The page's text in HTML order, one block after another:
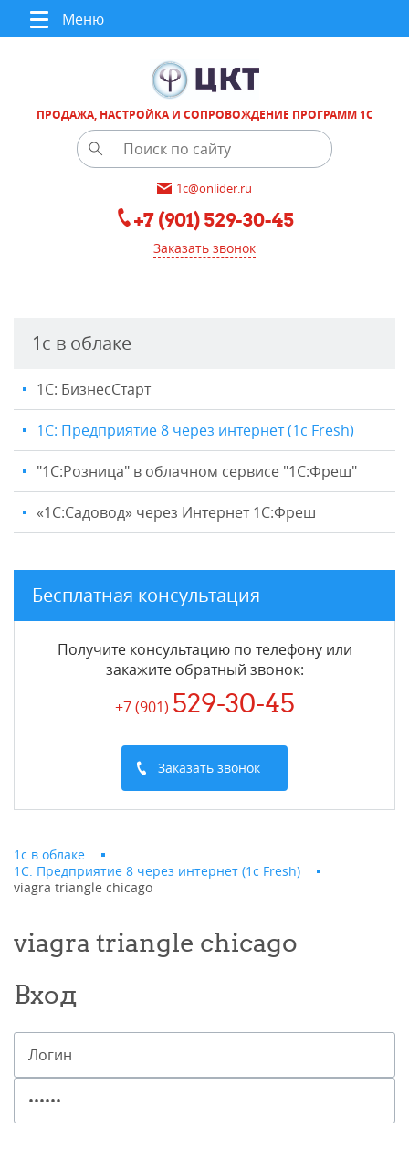
Меню
ПРОДАЖА, НАСТРОЙКА И СОПРОВОЖДЕНИЕ ПРОГРАММ 1С
1c@onlider.ru
+7 (901) 529-30-45
Заказать звонок
1с в облаке
1С: БизнесСтарт
1С: Предприятие 8 через интернет (1c Fresh)
"1C:Розница" в облачном сервисе "1С:Фреш"
«1С:Садовод» через Интернет 1С:Фреш
Бесплатная консультация
Получите консультацию по телефону или
закажите обратный звонок:
+7 (901) 529-30-45
Заказать звонок
1с в облаке
1С: Предприятие 8 через интернет (1c Fresh)
viagra triangle chicago
viagra triangle chicago
Вход